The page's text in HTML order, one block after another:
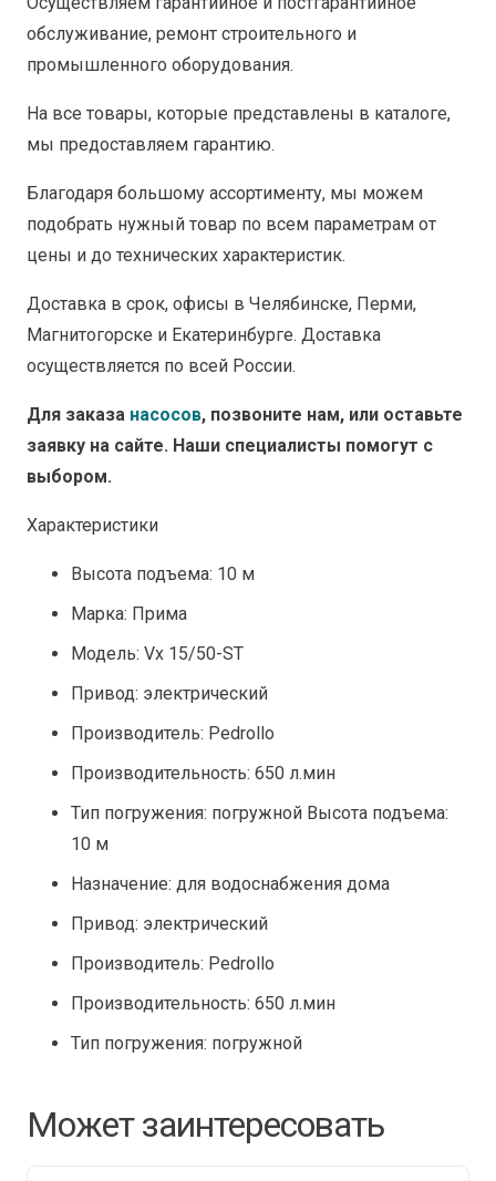
обслуживание, ремонт строительного и
промышленного оборудования.
На все товары, которые представлены в каталоге,
мы предоставляем гарантию.
Благодаря большому ассортименту, мы можем
подобрать нужный товар по всем параметрам от
цены и до технических характеристик.
Доставка в срок, офисы в Челябинске, Перми,
Магнитогорске и Екатеринбурге. Доставка
осуществляется по всей России.
Для заказа насосов, позвоните нам, или оставьте
заявку на сайте. Наши специалисты помогут с
выбором.
Характеристики
Высота подъема: 10 м
Марка: Прима
Модель: Vx 15/50-ST
Привод: электрический
Производитель: Pedrollo
Производительность: 650 л.мин
Тип погружения: погружной Высота подъема:
10 м
Назначение: для водоснабжения дома
Привод: электрический
Производитель: Pedrollo
Производительность: 650 л.мин
Тип погружения: погружной
Может заинтересовать